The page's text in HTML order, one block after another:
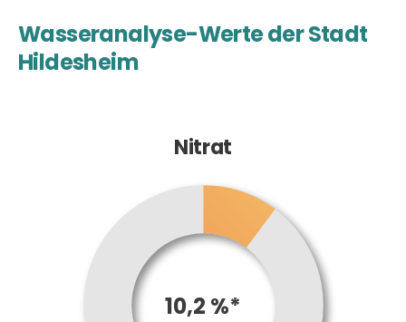
Wasseranalyse-Werte der Stadt
Hildesheim
Nitrat
10,2 %*